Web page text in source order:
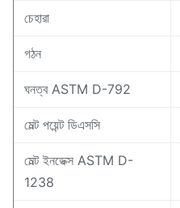
চেহারা
গঠন
ঘনত্ব ASTM D-792
মেল্ট পয়েন্ট ডিএসসি
মেল্ট ইনডেক্স ASTM D-
1238